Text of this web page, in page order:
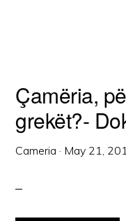
Çamëria,
grekët?-
Cameria · May 21,